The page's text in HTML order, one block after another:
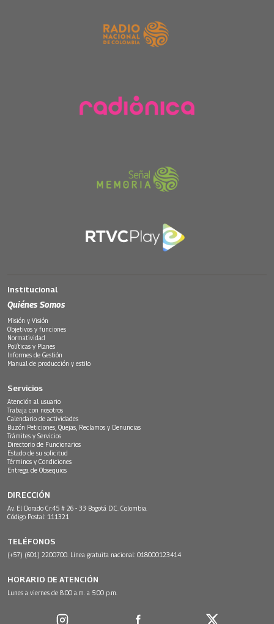
Institucional
Quiénes Somos
Misión y Visión
Objetivos y funciones
Normatividad
Políticas y Planes
Informes de Gestión
Manual de producción y estilo
Servicios
Atención al usuario
Trabaja con nosotros
Calendario de actividades
Buzón Peticiones, Quejas, Reclamos y Denuncias
Trámites y Servicios
Directorio de Funcionarios
Estado de su solicitud
Términos y Condiciones
Entrega de Obsequios
DIRECCIÓN
Av. El Dorado Cr.45 # 26 - 33 Bogotá D.C. Colombia.
Código Postal: 111321
TELÉFONOS
(+57) (601) 2200700. Línea gratuita nacional: 018000123414
HORARIO DE ATENCIÓN
Lunes a viernes de 8:00 a.m. a 5:00 p.m.